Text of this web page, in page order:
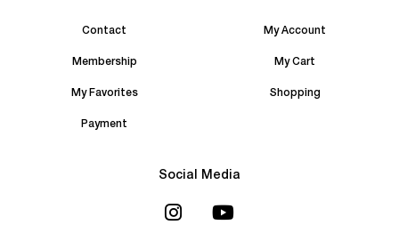
Contact My Account
Membership My Cart
My Favorites Shopping
Payment
Social Media